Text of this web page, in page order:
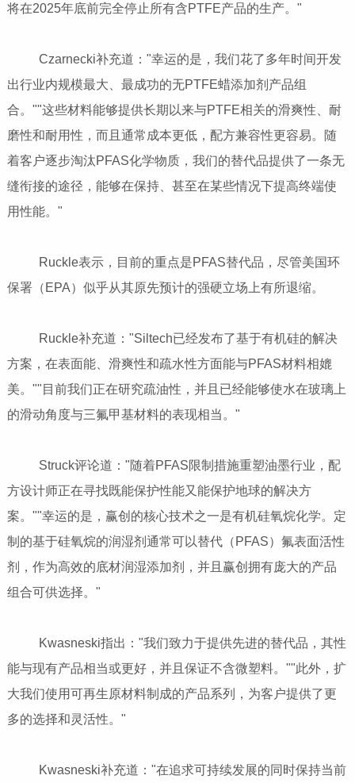
将在2025年底前完全停止所有含PTFE产品的生产。"
Czarnecki补充道："幸运的是，我们花了多年时间开发
出行业内规模最大、最成功的无PTFE蜡添加剂产品组
合。""这些材料能够提供长期以来与PTFE相关的滑爽性、耐
磨性和耐用性，而且通常成本更低，配方兼容性更容易。随
着客户逐步淘汰PFAS化学物质，我们的替代品提供了一条无
缝衔接的途径，能够在保持、甚至在某些情况下提高终端使
用性能。"
Ruckle表示，目前的重点是PFAS替代品，尽管美国环
保署（EPA）似乎从其原先预计的强硬立场上有所退缩。
Ruckle补充道："Siltech已经发布了基于有机硅的解决
方案，在表面能、滑爽性和疏水性方面能与PFAS材料相媲
美。""目前我们正在研究疏油性，并且已经能够使水在玻璃上
的滑动角度与三氟甲基材料的表现相当。"
Struck评论道："随着PFAS限制措施重塑油墨行业，配
方设计师正在寻找既能保护性能又能保护地球的解决方
案。""幸运的是，赢创的核心技术之一是有机硅氧烷化学。定
制的基于硅氧烷的润湿剂通常可以替代（PFAS）氟表面活性
剂，作为高效的底材润湿添加剂，并且赢创拥有庞大的产品
组合可供选择。"
Kwasneski指出："我们致力于提供先进的替代品，其性
能与现有产品相当或更好，并且保证不含微塑料。""此外，扩
大我们使用可再生原材料制成的产品系列，为客户提供了更
多的选择和灵活性。"
Kwasneski补充道："在追求可持续发展的同时保持当前